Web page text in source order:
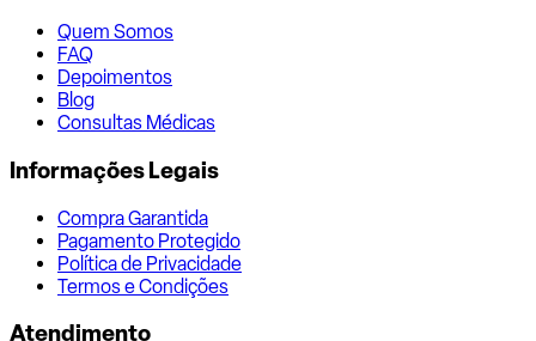
Quem Somos
FAQ
Depoimentos
Blog
Consultas Médicas
Informações Legais
Compra Garantida
Pagamento Protegido
Política de Privacidade
Termos e Condições
Atendimento